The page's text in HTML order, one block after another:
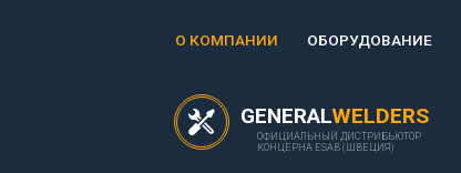
О КОМПАНИИ ОБОРУДОВАНИЕ
GENERALWELDERS
ОФИЦИАЛЬНЫЙ ДИСТРИБЬЮТОР
КОНЦЕРНА ESAB (ШВЕЦИЯ)